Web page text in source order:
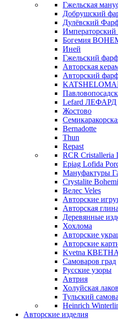
Гжельская
Добрушский
Дулёвский
Богемия
Иней
Гжельский
Авторская
Авторский
Lefard ЛЕФАРД
Жостово
Bernadotte
Thun
Repast
RCR Cristalleria
Epiag Lofida
Мануфактуры
Crystalite
Велес Veles
Авторские
Авторская глина
Деревянные
Хохлома
Авторские
Авторские
Kvetna КВЕТНА
Самоваров град
Русские узоры
Автрия
Холуйская
Тульский
Heinrich
Авторские изделия